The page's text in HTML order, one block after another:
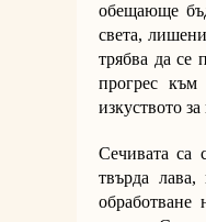
обещающе
света,
трябва да се
прогрес
изкуството
Сечивата са
твърда
обработване